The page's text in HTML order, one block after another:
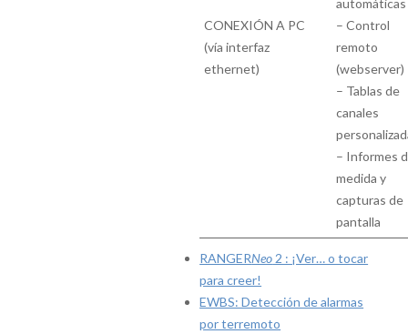
CONEXIÓN A PC
(vía interfaz
ethernet)
automáticas
– Control
remoto
(webserver)
– Tablas de
canales
– Informes
medida y
capturas de
pantalla
RANGERNeo 2 : ¡Ver… o tocar
para creer!
EWBS: Detección de alarmas
por terremoto